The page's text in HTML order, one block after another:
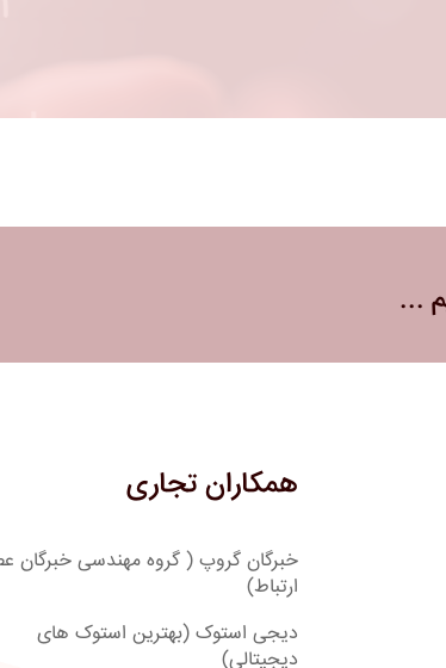
...
همکاران تجاری
خبرگان گروپ ( گروه مهندسی خبرگان
ارتباط)
دیجی استوک (بهترین استوک های
دیجیتالی)